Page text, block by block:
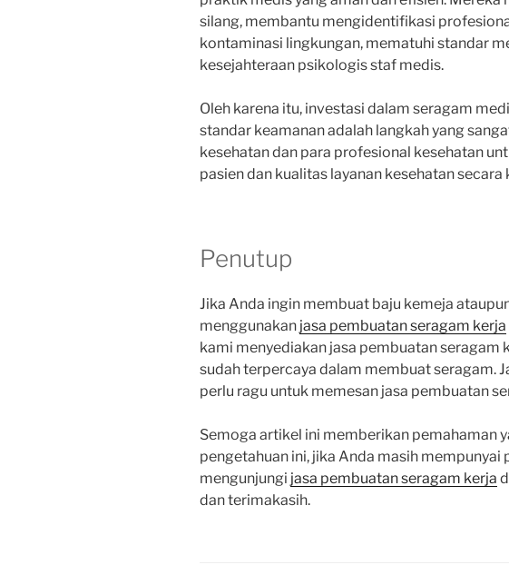
silang, membantu mengidentifikasi
kontaminasi lingkungan, mematuhi standar
kesejahteraan psikologis staf medis.
Oleh karena itu, investasi dalam seragam
standar keamanan adalah langkah yang
kesehatan dan para profesional kesehatan
pasien dan kualitas layanan kesehatan secara
Penutup
Jika Anda ingin membuat baju kemeja
menggunakan jasa pembuatan seragam kerja
kami menyediakan jasa pembuatan seragam
sudah terpercaya dalam membuat seragam.
perlu ragu untuk memesan jasa pembuatan
Semoga artikel ini memberikan pemahaman
pengetahuan ini, jika Anda masih mempunyai
mengunjungi jasa pembuatan seragam kerja
dan terimakasih.